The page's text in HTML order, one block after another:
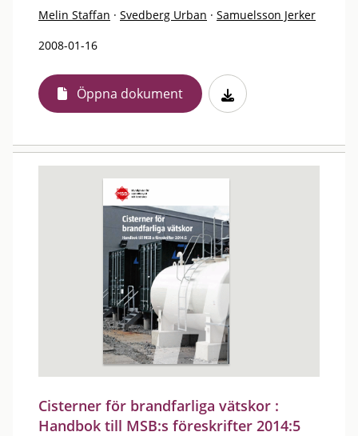
Melin Staffan · Svedberg Urban · Samuelsson Jerker
2008-01-16
Öppna dokument
Cisterner för brandfarliga vätskor :
Handbok till MSB:s föreskrifter 2014:5